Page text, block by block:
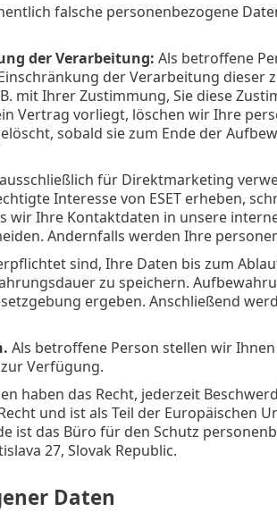
falsche personenbezogene
der Verarbeitung: Als betroffene
der Verarbeitung dieser
mit Ihrer Zustimmung, Sie diese
Vertrag vorliegt, löschen wir Ihre
sobald sie zum Ende der
für Direktmarketing
Interesse von ESET erheben,
wir Ihre Kontaktdaten in unsere
Andernfalls werden Ihre
sind, Ihre Daten bis zum
zu speichern.
ergeben. Anschließend
Als betroffene Person stellen wir
Verfügung.
haben das Recht, jederzeit
und ist als Teil der Europäischen
ist das Büro für den Schutz
27, Slovak Republic.
Daten